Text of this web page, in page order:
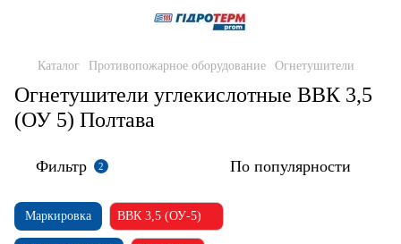
Каталог Противопожарное оборудование Огнетушители
Огнетушители углекислотные ВВК 3,5
(ОУ 5) Полтава
Фильтр 2 По популярности
Маркировка ВВК 3,5 (ОУ-5)